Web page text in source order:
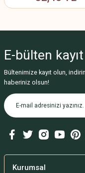
E-bülten kayıt
Bültenimize kayıt olun,
haberiniz olsun!
Kurumsal